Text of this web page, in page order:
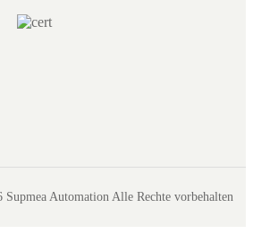
Automation Alle Rechte vorbehalten